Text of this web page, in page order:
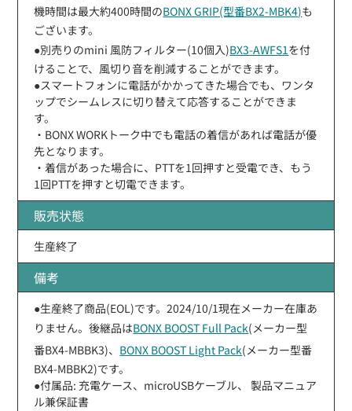
機時間は最大約400時間のBONX GRIP(型番BX2-MBK4)も
ございます。
●別売りのmini 風防フィルター(10個入)BX3-AWFS1 を付
けることで、風切り音を削減することができます。
●スマートフォンに電話がかかってきた場合でも、ワンタ
ップでシームレスに切り替えて応答することができま
す。
・BONX WORKトーク中でも電話の着信があれば電話が優
先となります。
・着信があった場合に、PTTを1回押すと受電でき、もう
1回PTTを押すと切電できます。
販売状態
生産終了
備考
●生産終了商品(EOL)です。2024/10/1現在メーカー在庫あ
りません。後継品はBONX BOOST Full Pack(メーカー型
番BX4-MBBK3)、 BONX BOOST Light Pack(メーカー型番
BX4-MBBK2)です。
●付属品: 充電ケース、microUSBケーブル、 製品マニュア
ル兼保証書